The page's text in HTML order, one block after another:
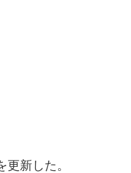
新した。